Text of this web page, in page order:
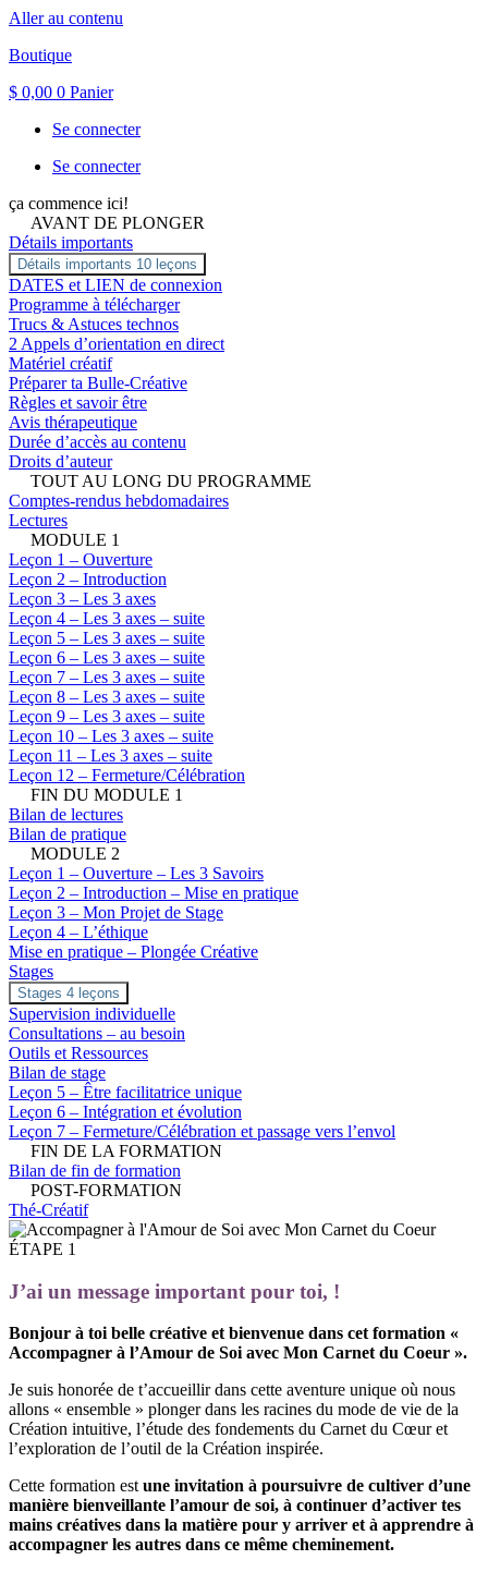
Aller au contenu
Boutique
$ 0,00 0 Panier
Se connecter
Se connecter
ça commence ici!
AVANT DE PLONGER
Détails importants
Détails importants 10 leçons
DATES et LIEN de connexion
Programme à télécharger
Trucs & Astuces technos
2 Appels d’orientation en direct
Matériel créatif
Préparer ta Bulle-Créative
Règles et savoir être
Avis thérapeutique
Durée d’accès au contenu
Droits d’auteur
TOUT AU LONG DU PROGRAMME
Comptes-rendus hebdomadaires
Lectures
MODULE 1
Leçon 1 – Ouverture
Leçon 2 – Introduction
Leçon 3 – Les 3 axes
Leçon 4 – Les 3 axes – suite
Leçon 5 – Les 3 axes – suite
Leçon 6 – Les 3 axes – suite
Leçon 7 – Les 3 axes – suite
Leçon 8 – Les 3 axes – suite
Leçon 9 – Les 3 axes – suite
Leçon 10 – Les 3 axes – suite
Leçon 11 – Les 3 axes – suite
Leçon 12 – Fermeture/Célébration
FIN DU MODULE 1
Bilan de lectures
Bilan de pratique
MODULE 2
Leçon 1 – Ouverture – Les 3 Savoirs
Leçon 2 – Introduction – Mise en pratique
Leçon 3 – Mon Projet de Stage
Leçon 4 – L’éthique
Mise en pratique – Plongée Créative
Stages
Stages 4 leçons
Supervision individuelle
Consultations – au besoin
Outils et Ressources
Bilan de stage
Leçon 5 – Être facilitatrice unique
Leçon 6 – Intégration et évolution
Leçon 7 – Fermeture/Célébration et passage vers l’envol
FIN DE LA FORMATION
Bilan de fin de formation
POST-FORMATION
Thé-Créatif
ÉTAPE 1
J’ai un message important pour toi, !
Bonjour à toi belle créative et bienvenue dans cet formation «
Accompagner à l’Amour de Soi avec Mon Carnet du Coeur ».
Je suis honorée de t’accueillir dans cette aventure unique où nous
allons « ensemble » plonger dans les racines du mode de vie de la
Création intuitive, l’étude des fondements du Carnet du Cœur et
l’exploration de l’outil de la Création inspirée.
Cette formation estune invitation à poursuivre de cultiver d’une
manière bienveillante l’amour de soi, à continuer d’activer tes
mains créatives dans la matière pour y arriver et à apprendre à
accompagner les autres dans ce même cheminement.